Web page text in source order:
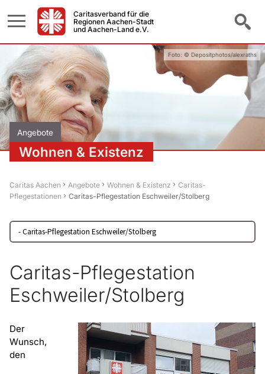
Caritasverband für die
Regionen Aachen-Stadt
und Aachen-Land e.V.
Angebote
Wohnen & Existenz
Foto: © Depositphotos/alexraths
Caritas Aachen Angebote Wohnen & Existenz
Caritas-
Pflegestationen
Caritas-Pflegestation Eschweiler/Stolberg
Caritas-Pflegestation
Eschweiler/Stolberg
Der
Wunsch,
den